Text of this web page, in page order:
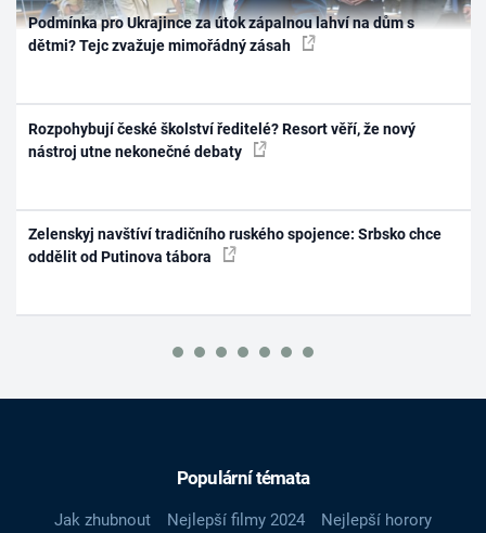
Podmínka pro Ukrajince za útok zápalnou lahví na dům s
dětmi? Tejc zvažuje mimořádný zásah
Rozpohybují české školství ředitelé? Resort věří, že nový
nástroj utne nekonečné debaty
Zelenskyj navštíví tradičního ruského spojence: Srbsko chce
oddělit od Putinova tábora
Populární témata
Jak zhubnout Nejlepší filmy 2024
Nejlepší horory